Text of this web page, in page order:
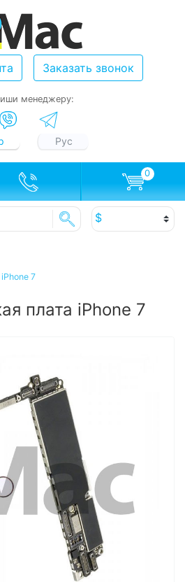
Заказать звонок
менеджеру:
Рус
0
7
плата iPhone 7